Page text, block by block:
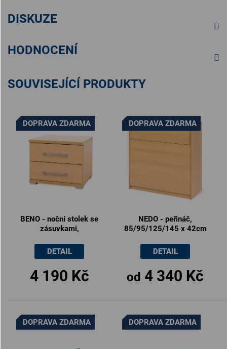
DISKUZE
HODNOCENÍ
SOUVISEJÍCÍ PRODUKTY
DOPRAVA ZDARMA
BENO - noční stolek se
zásuvkami,
4 190 Kč
DETAIL
DOPRAVA ZDARMA
NEDO - peřináč,
85/95/125/145 x 42cm
od 4 340 Kč
DETAIL
DOPRAVA ZDARMA DOPRAVA ZDARMA